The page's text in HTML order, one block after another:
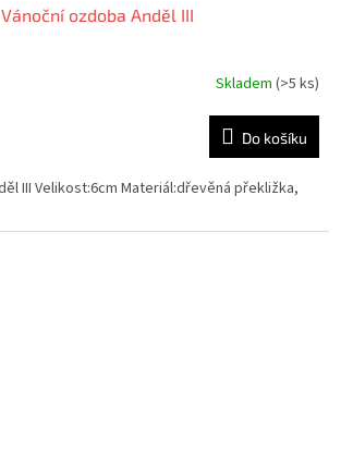
Vánoční ozdoba Anděl III
Skladem (>5 ks)
Do košíku
III Velikost:6cm Materiál:dřevěná překližka,